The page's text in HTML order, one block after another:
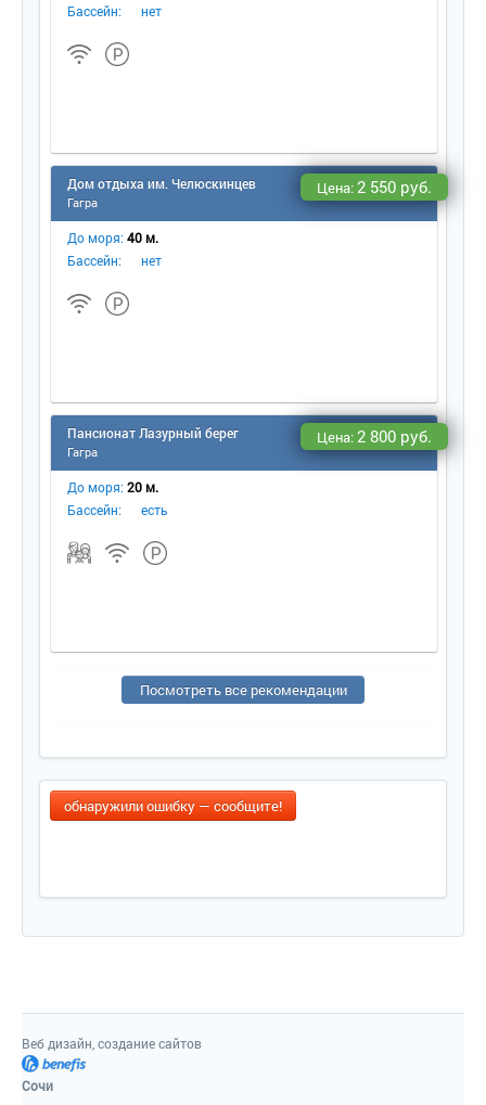
Бассейн:
нет
Дом отдыха им. Челюскинцев
Гагра
Цена:2 550 руб.
До моря: 40 м.
Бассейн:
нет
Пансионат Лазурный берег
Гагра
Цена:2 800 руб.
До моря: 20 м.
Бассейн:
есть
Посмотреть все рекомендации
обнаружили ошибку — сообщите!
Веб дизайн, создание сайтов
Сочи